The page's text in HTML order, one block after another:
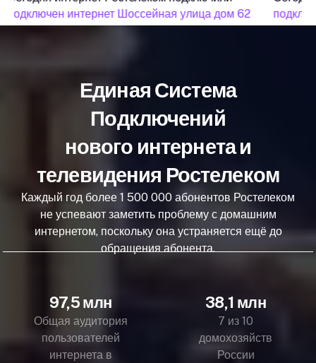
подключен интернет Шоссейная улица дом 62
Единая Система
Подключений
нового интернета и
телевидения Ростелеком
Каждый год более 1 500 000 абонентов Ростелеком
не успевают заметить проблему с домашним
интернетом, поскольку она устраняется ещё до
обращения абонента.
97,5 млн
Общая аудитория
пользователей
интернета в
38,1 млн
7 из 10
домохозяйств
России